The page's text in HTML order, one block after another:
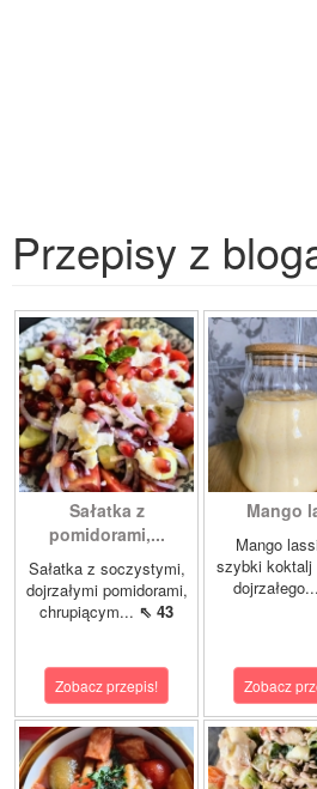
Przepisy z
Sałatka z
pomidorami,...
Sałatka z soczystymi,
dojrzałymi pomidorami,
chrupiącym... ⇖ 43
Zobacz przepis!
Mango
Mango
szybki koktalj
dojrzałego...
Zobacz